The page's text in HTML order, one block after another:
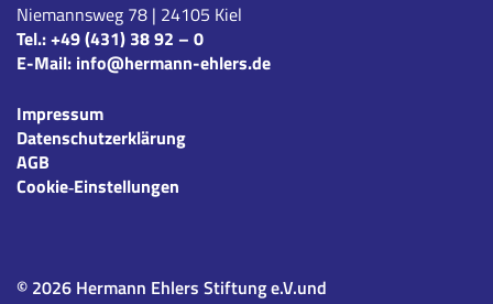
Niemannsweg 78 | 24105 Kiel
Tel.:+49 (431) 38 92 – 0
E-Mail: info@hermann-ehlers.de
Impressum
Datenschutzerklärung
AGB
Cookie‑Einstellungen
© 2026 Hermann Ehlers Stiftung e.V.und